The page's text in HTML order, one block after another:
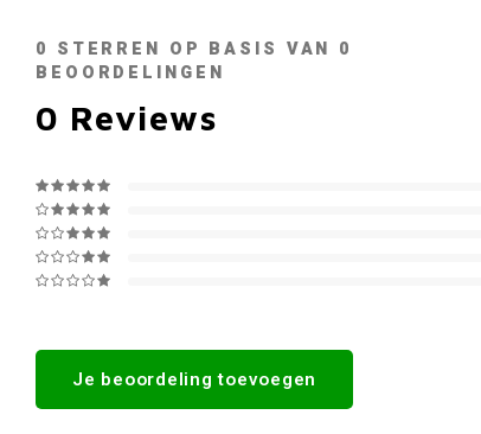
0 STERREN OP BASIS VAN 0
BEOORDELINGEN
0 Reviews
Je beoordeling toevoegen